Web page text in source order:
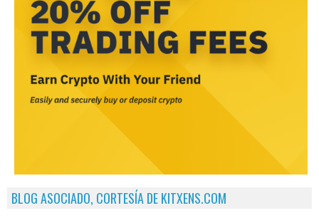
BLOG ASOCIADO, CORTESÍA DE KITXENS.COM